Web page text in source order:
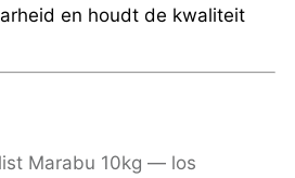
en houdt de kwaliteit
Marabu 10kg — los